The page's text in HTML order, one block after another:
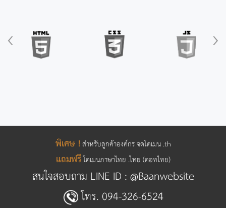
‹ ›
พิเศษ !สำหรับลูกค้าองค์กร จดโดเมน .th
แถมฟรีโดเมนภาษาไทย .ไทย (ดอทไทย)
สนใจสอบถาม LINE ID :@Baanwebsite
โทร. 094-326-6524